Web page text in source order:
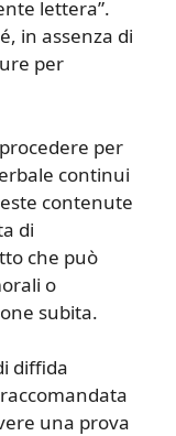
lettera”.
in assenza di
per
per
continui
contenute
di
che può
o
subita.
diffida
una prova